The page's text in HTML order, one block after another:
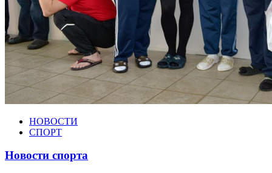
НОВОСТИ
СПОРТ
Новости спорта